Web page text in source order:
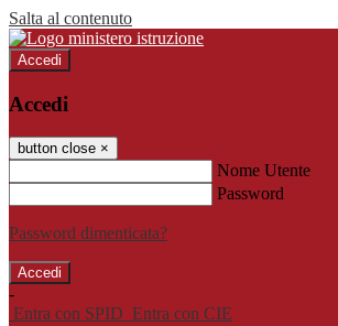
Salta al contenuto
Accedi
Accedi
button close ×
Nome Utente
Password
Password dimenticata?
-
Entra con SPID Entra con CIE